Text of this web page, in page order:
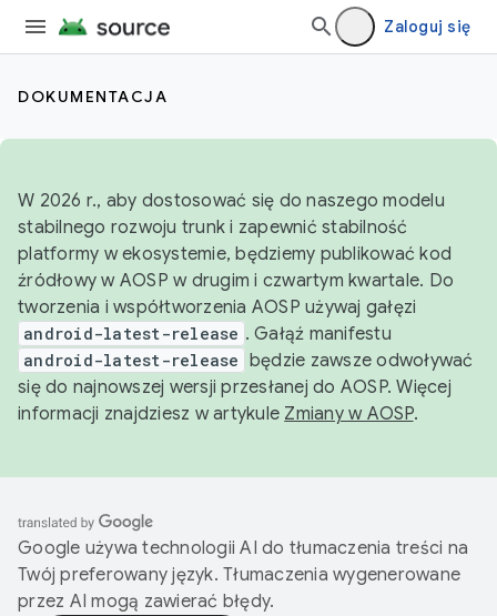
Zaloguj się
DOKUMENTACJA
W 2026 r., aby dostosować się do naszego modelu
stabilnego rozwoju trunk i zapewnić stabilność
platformy w ekosystemie, będziemy publikować kod
źródłowy w AOSP w drugim i czwartym kwartale. Do
tworzenia i współtworzenia AOSP używaj gałęzi
android-latest-release . Gałąź manifestu
android-latest-release będzie zawsze odwoływać
się do najnowszej wersji przesłanej do AOSP. Więcej
informacji znajdziesz w artykule Zmiany w AOSP.
Google używa technologii AI do tłumaczenia treści na
Twój preferowany język. Tłumaczenia wygenerowane
przez AI mogą zawierać błędy.